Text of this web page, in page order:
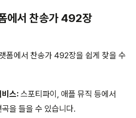
에서 찬송가 492장
폼에서 찬송가 492장을 쉽게 찾을 수
비스:스포티파이, 애플 뮤직 등에서
을 들을 수 있습니다.